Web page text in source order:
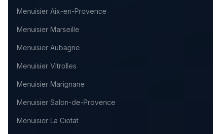
Menuisier Aix-en-Provence
Menuisier Marseille
Menuisier Aubagne
Menuisier Vitrolles
Menuisier Marignane
Menuisier Salon-de-Provence
Menuisier La Ciotat